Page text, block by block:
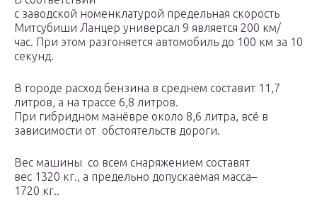
с заводской номенклатурой предельная скорость
Митсубиши Ланцер универсал 9 является 200 км/
час. При этом разгоняется автомобиль до 100 км за 10
секунд.
В городе расход бензина в среднем составит 11,7
литров, а на трассе 6,8 литров.
При гибридном манёвре около 8,6 литра, всё в
зависимости от обстоятельств дороги.
Вес машины со всем снаряжением составят
вес 1320 кг., а предельно допускаемая масса–
1720 кг..